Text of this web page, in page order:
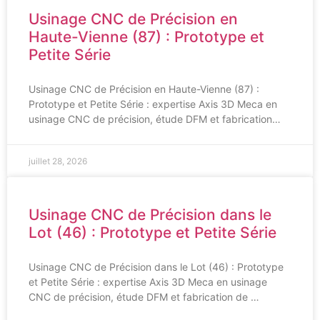
Usinage CNC de Précision en
Haute-Vienne (87) : Prototype et
Petite Série
Usinage CNC de Précision en Haute-Vienne (87) :
Prototype et Petite Série : expertise Axis 3D Meca en
usinage CNC de précision, étude DFM et fabrication…
juillet 28, 2026
Usinage CNC de Précision dans le
Lot (46) : Prototype et Petite Série
Usinage CNC de Précision dans le Lot (46) : Prototype
et Petite Série : expertise Axis 3D Meca en usinage
CNC de précision, étude DFM et fabrication de …